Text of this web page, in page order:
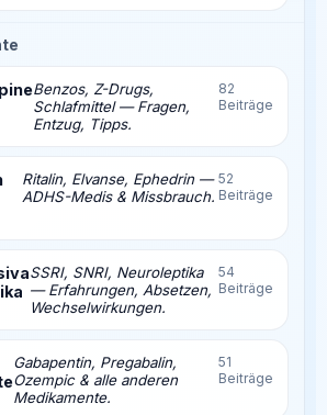
Benzos, Z-Drugs,
Schlafmittel — Fragen,
Entzug, Tipps.
82
Beiträge
Ritalin, Elvanse, Ephedrin —
ADHS-Medis & Missbrauch.
52
Beiträge
SSRI, SNRI, Neuroleptika
— Erfahrungen, Absetzen,
Wechselwirkungen.
54
Beiträge
Gabapentin, Pregabalin,
Ozempic & alle anderen
Medikamente.
51
Beiträge